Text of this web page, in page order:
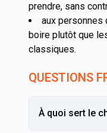
prendre, sans
aux personnes
boire plutôt que
classiques.
QUESTIONS
À quoi sert le